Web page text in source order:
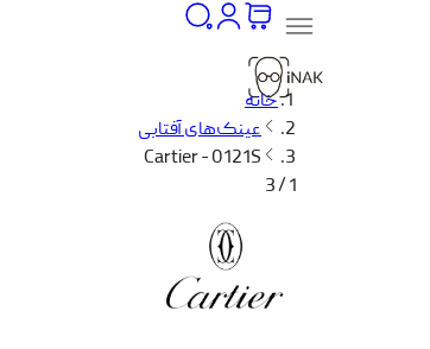
خانه
عینک‌های آفتابی
Cartier - 0121S
1 / 3